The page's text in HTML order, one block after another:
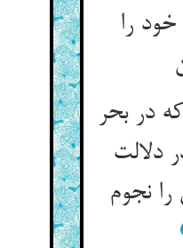
را
در بحر
دلالت